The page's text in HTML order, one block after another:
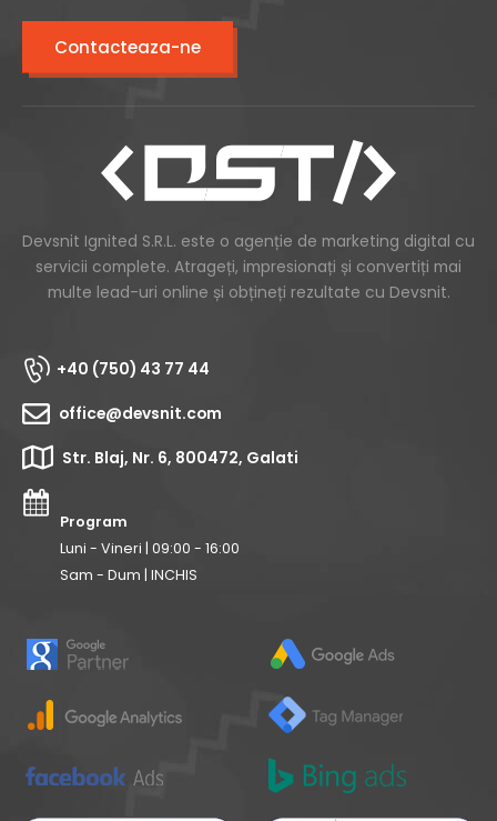
Contacteaza-ne
Devsnit Ignited S.R.L. este o agenție de marketing digital cu
servicii complete. Atrageți, impresionați și convertiți mai
multe lead-uri online și obțineți rezultate cu Devsnit.
+40 (750) 43 77 44
office@devsnit.com
Str. Blaj, Nr. 6, 800472, Galati
Program
Luni - Vineri | 09:00 - 16:00
Sam - Dum | INCHIS